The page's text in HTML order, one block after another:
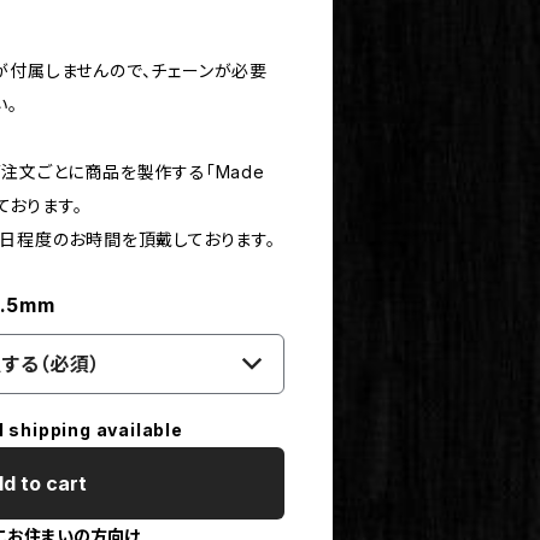
属しませんので、チェーンが必要
文ごとに商品を製作する「Made
ります。
程度のお時間を頂戴しております。
る（必須）
shipping available
to cart
お住まいの方向け